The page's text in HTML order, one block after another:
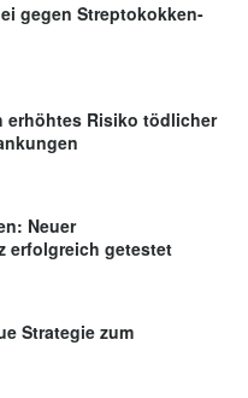
gegen Streptokokken-
erhöhtes Risiko tödlicher
Neuer
erfolgreich getestet
Strategie zum